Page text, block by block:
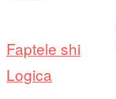
Faptele shi
Logica